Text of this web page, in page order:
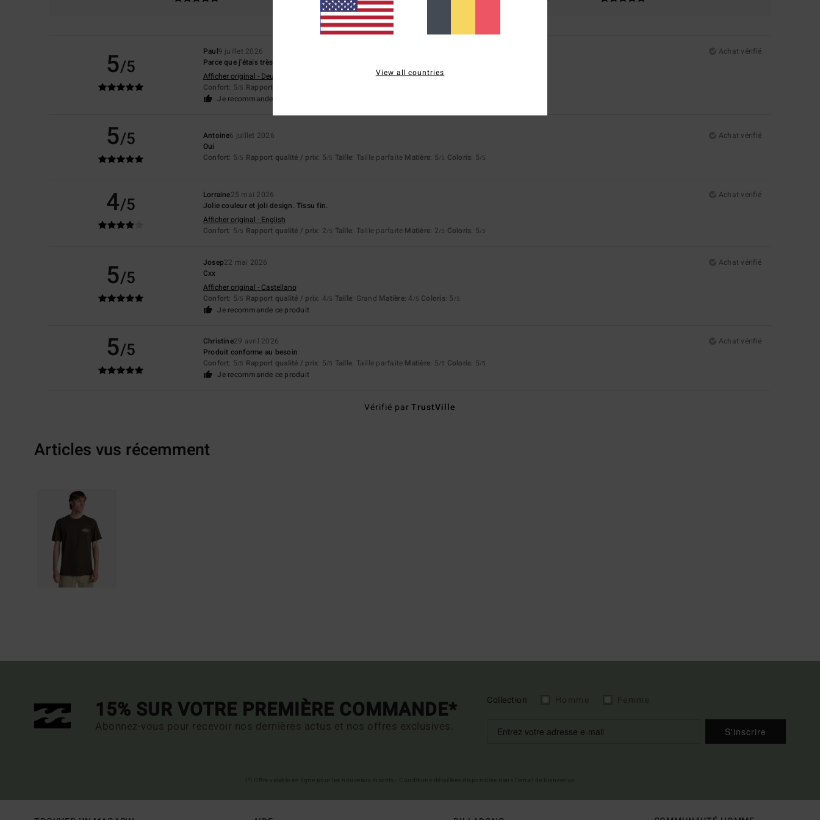
5/5
Paul9 juillet 2026
Achat vérifié
Parce que j'étais très satisfait de ma commande.
Afficher original - Deutsch
Confort: 5/5 Rapport qualité / prix
Je recommande ce produit
5/5 Antoine6 juillet 2026
Achat vérifié
Oui
Confort: 5/5 Rapport qualité / prix: 5/5 Taille: Taille parfaite Matière: 5/5 Coloris: 5/5
4/5 Lorraine25 mai 2026
Achat vérifié
Jolie couleur et joli design. Tissu fin.
Afficher original - English
Confort: 5/5 Rapport qualité / prix: 2/5 Taille: Taille parfaite Matière: 2/5 Coloris: 5/5
5/5
Josep22 mai 2026
Achat vérifié
Cxx
Afficher original - Castellano
Confort: 5/5 Rapport qualité / prix: 4/5 Taille: Grand Matière: 4 /5 Coloris: 5 /5
Je recommande ce produit
5/5 Christine29 avril 2026
Achat vérifié
Produit conforme au besoin
Confort: 5/5 Rapport qualité / prix: 5/5 Taille: Taille parfaite Matière: 5/5 Coloris: 5/5
Je recommande ce produit
Vérifié parTrustVille
Articles vus récemment
15% SUR VOTRE PREMIÈRE COMMANDE*
Abonnez-vous pour recevoir nos dernières actus et nos offres exclusives.
Collection
S'inscrire
View all countries